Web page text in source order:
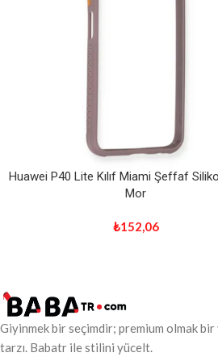
Huawei P40 Lite Kılıf Miami Şeffaf
Mor
₺152,06
Giyinmek bir seçimdir; premium olmak bir
tarzı. Babatr ile stilini yücelt.